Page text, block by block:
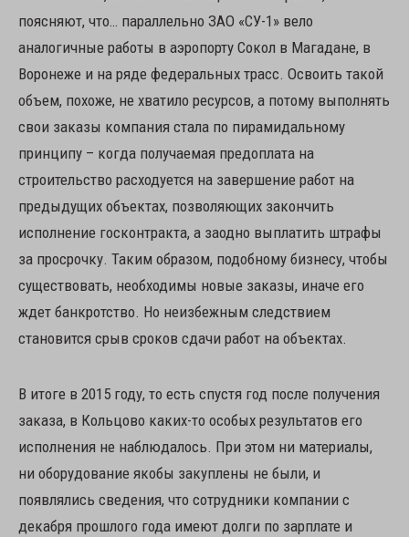
поясняют, что… параллельно ЗАО «СУ-1» вело
аналогичные работы в аэропорту Сокол в Магадане, в
Воронеже и на ряде федеральных трасс. Освоить такой
объем, похоже, не хватило ресурсов, а потому выполнять
свои заказы компания стала по пирамидальному
принципу – когда получаемая предоплата на
строительство расходуется на завершение работ на
предыдущих объектах, позволяющих закончить
исполнение госконтракта, а заодно выплатить штрафы
за просрочку. Таким образом, подобному бизнесу, чтобы
существовать, необходимы новые заказы, иначе его
ждет банкротство. Но неизбежным следствием
становится срыв сроков сдачи работ на объектах.
В итоге в 2015 году, то есть спустя год после получения
заказа, в Кольцово каких-то особых результатов его
исполнения не наблюдалось. При этом ни материалы,
ни оборудование якобы закуплены не были, и
появлялись сведения, что сотрудники компании с
декабря прошлого года имеют долги по зарплате и